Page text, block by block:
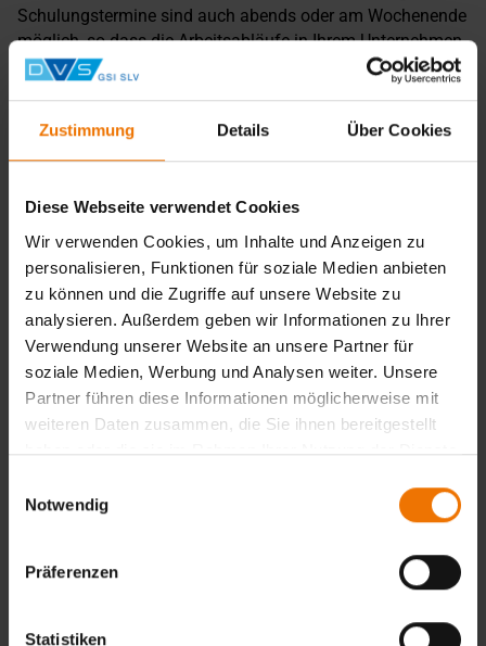
Zustimmung Details Über Cookies
Diese Webseite verwendet Cookies
Wir verwenden Cookies, um Inhalte und Anzeigen zu
personalisieren, Funktionen für soziale Medien anbieten
zu können und die Zugriffe auf unsere Website zu
analysieren. Außerdem geben wir Informationen zu Ihrer
Verwendung unserer Website an unsere Partner für
soziale Medien, Werbung und Analysen weiter. Unsere
Partner führen diese Informationen möglicherweise mit
weiteren Daten zusammen, die Sie ihnen bereitgestellt
haben oder die sie im Rahmen Ihrer Nutzung der Dienste
Notwendig
Präferenzen
Statistiken
Schulungstermine sind auch abends oder am Wochenende
möglich, so dass die Arbeitsabläufe in Ihrem Unternehmen
nicht unterbrochen werden.
Sie erhalten ausführliche Schulungsunterlagen für jeden
Teilnehmer, die im Gesamtpreis enthalten sind.
Vertrauliche Atmosphäre: In einer geschlossenen Gruppe
können auch sensible Fragen erörtert werden, die in einem
werden könnten.
Ihnen entsteht kein weiterer Aufwand. Reise- und
Übernachtungskosten für Ihre Mitarbeiter entfallen.
Auch nach einer Schulung beraten wir Sie gerne die
vermittelten Inhalte in die Praxis umzusetzen.
Viele Unternehmen haben sich bereits von der Qualität
unserer Leistungen überzeugt. Auf Anfrage schicken wir
Ihnen gerne eine Referenzliste.
Sie haben keine geeigneten Räume für Ihre Schulung?
Kein Problem! Wir übernehmen auf Wunsch die komplette
Schulungsangebot.